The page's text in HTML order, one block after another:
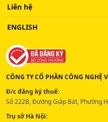
Liên hệ
ENGLISH
CÔNG TY CỔ PHẦN CÔNG NGHỆ
Đ/c đăng ký thuế:
Số 222B, Đường Giáp Bát, Phường
Trụ sở Hà Nội: